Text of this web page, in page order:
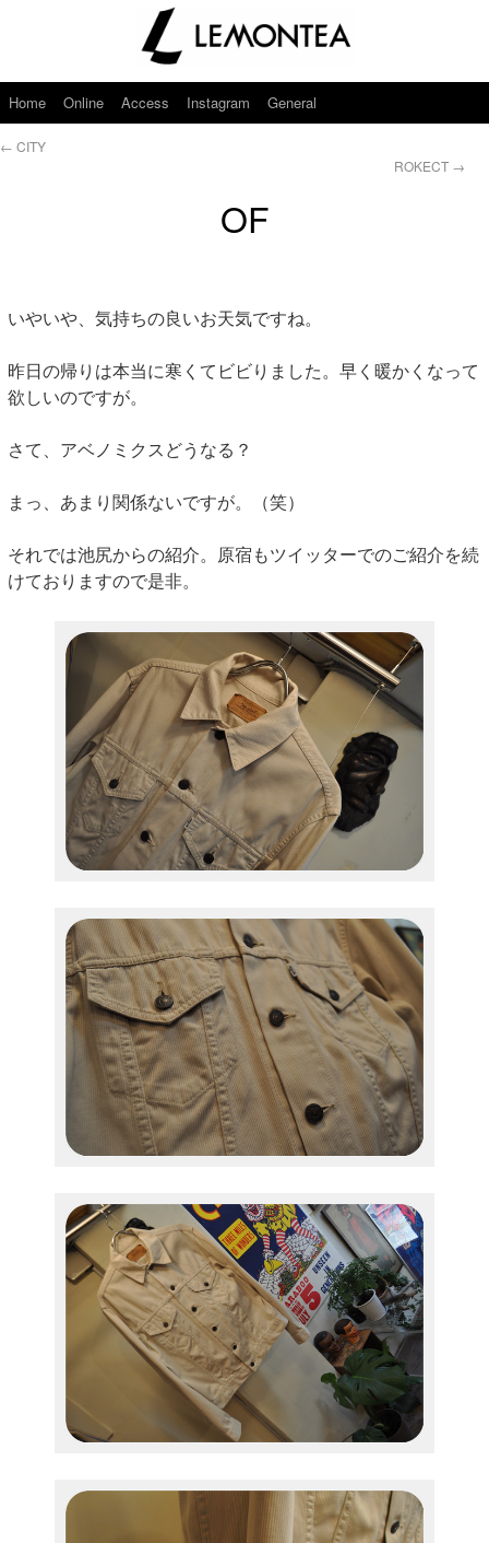
Home Online Access Instagram General
← CITY
ROKECT →
OF
いやいや、気持ちの良いお天気ですね。
昨日の帰りは本当に寒くてビビりました。早く暖かくなって
欲しいのですが。
さて、アベノミクスどうなる？
まっ、あまり関係ないですが。（笑）
それでは池尻からの紹介。原宿もツイッターでのご紹介を続
けておりますので是非。